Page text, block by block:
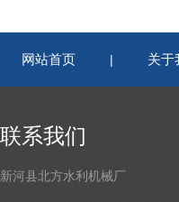
网站首页 | 关于
联系我们
新河县北方水利机械厂